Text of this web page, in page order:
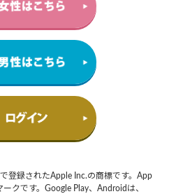
登録されたApple Inc.の商標です。App
クです。Google Play、Androidは、